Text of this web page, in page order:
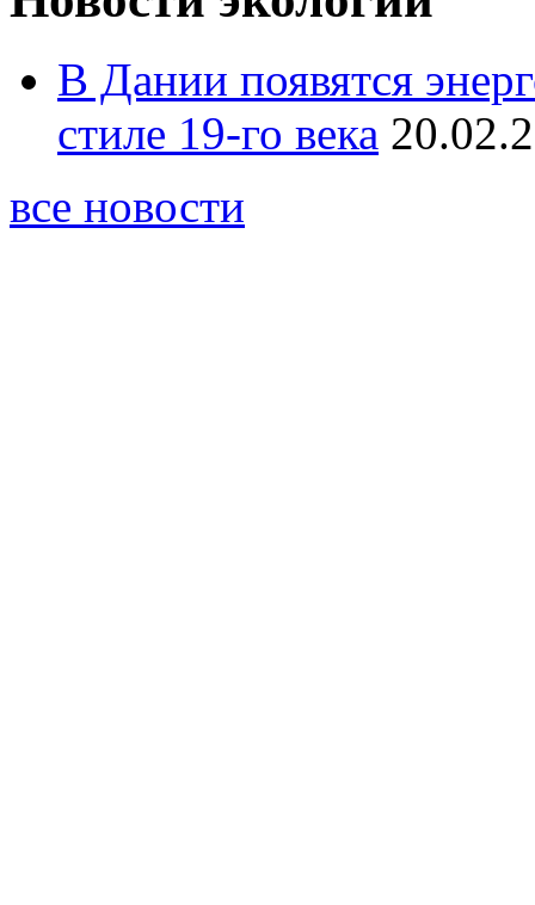
В Дании появятся
стиле 19-го века
все новости